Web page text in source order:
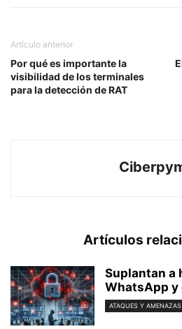
Artículo anterior
Por qué es importante la
visibilidad de los terminales
para la detección de RAT
Artículos
Suplantan a
WhatsApp y
ATAQUES Y AMENAZAS